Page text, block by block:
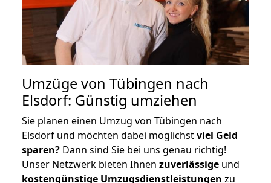
Umzüge von Tübingen nach
Elsdorf: Günstig umziehen
Sie planen einen Umzug von Tübingen nach
Elsdorf und möchten dabei möglichstviel Geld
sparen? Dann sind Sie bei uns genau richtig!
Unser Netzwerk bieten Ihnen zuverlässige und
kostengünstige Umzugsdienstleistungen zu